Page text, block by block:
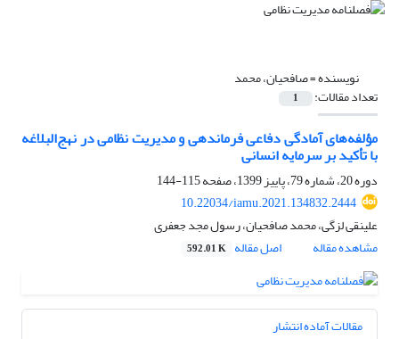
نویسنده =صافحیان، محمد
تعداد مقالات: 1
مؤلفه‌های آمادگی دفاعی فرماندهی و مدیریت نظامی در نهج‌البلاغه
با تأکید بر سرمایه‌ انسانی
دوره 20، شماره 79، پاییز 1399، صفحه
115-144
10.22034/iamu.2021.134832.2444
علینقی لزگی، محمد صافحیان، رسول مجد جعفری
مشاهده مقاله
اصل مقاله 592.01 K
مقالات آماده انتشار